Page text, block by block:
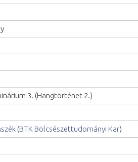
3. (Hangtörténet 2.)
(BTK Bölcsészettudományi Kar)